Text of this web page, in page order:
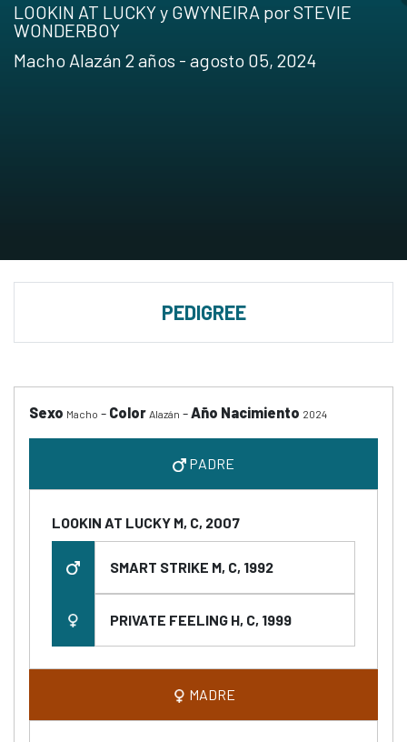
LOOKIN AT LUCKY y GWYNEIRA por STEVIE
WONDERBOY
Macho Alazán 2 años - agosto 05, 2024
PEDIGREE
Sexo Macho - Color Alazán -Año Nacimiento 2024
PADRE
LOOKIN AT LUCKY M, C, 2007
SMART STRIKE M, C, 1992
PRIVATE FEELING H, C, 1999
MADRE